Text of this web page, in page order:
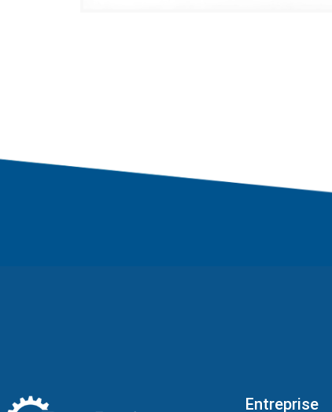
Entreprise